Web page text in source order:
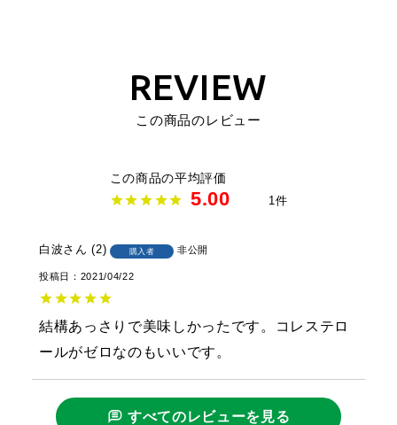
REVIEW
この商品のレビュー
5.00 1
白波 2 購入者 非公開
投稿日 2021/04/22
結構あっさりで美味しかったです。コレステロ
ールがゼロなのもいいです。
すべてのレビューを見る